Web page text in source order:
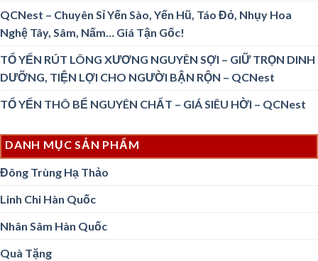
QCNest – Chuyên Sỉ Yến Sào, Yến Hũ, Táo Đỏ, Nhụy Hoa
Nghệ Tây, Sâm, Nấm… Giá Tận Gốc!
TỔ YẾN RÚT LÔNG XƯƠNG NGUYÊN SỢI – GIỮ TRỌN DINH
DƯỠNG, TIỆN LỢI CHO NGƯỜI BẬN RỘN – QCNest
TỔ YẾN THÔ BỂ NGUYÊN CHẤT – GIÁ SIÊU HỜI – QCNest
DANH MỤC SẢN PHẨM
Đông Trùng Hạ Thảo
Linh Chi Hàn Quốc
Nhân Sâm Hàn Quốc
Quà Tặng